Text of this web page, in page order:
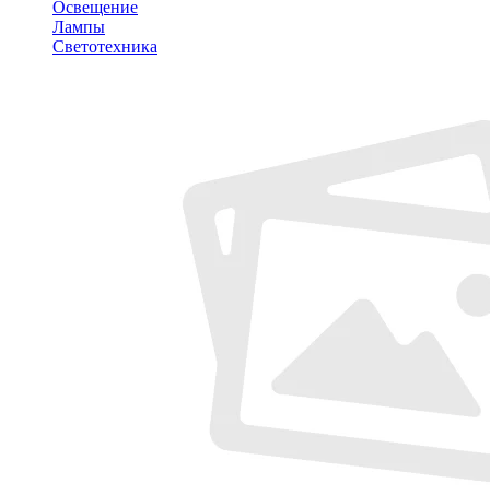
Освещение
Лампы
Светотехника